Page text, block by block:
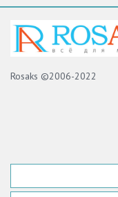
Rosaks ©2006-2022